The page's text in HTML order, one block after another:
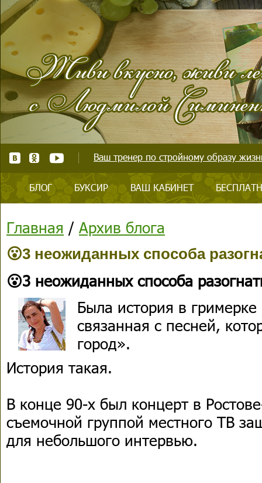
Ваш тренер по стройному образу
БЛОГ БУКСИР ВАШ КАБИНЕТ
Главная / Архив блога
😮3 неожиданных способа
😮3 неожиданных способа
Была история в
связанная с песней,
город».
История такая.
В конце 90-х был концерт в
съемочной группой местного ТВ
для небольшого интервью.